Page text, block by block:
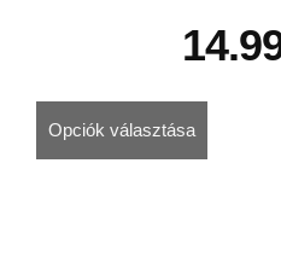
Opciók választása